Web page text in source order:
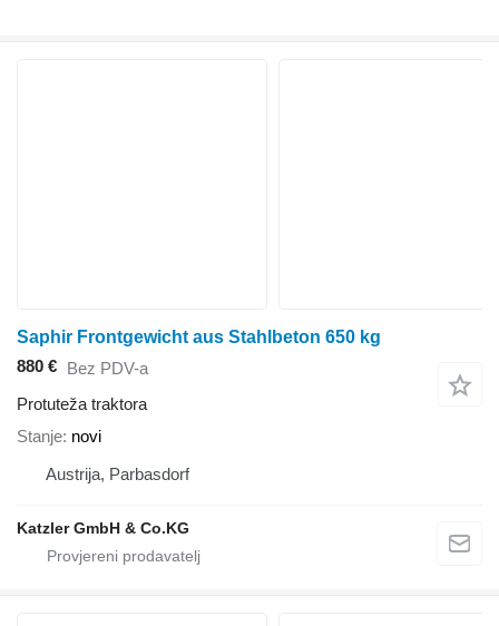
Saphir Frontgewicht aus Stahlbeton 650 kg
880 € Bez PDV-a
Protuteža traktora
Stanje novi
Austrija, Parbasdorf
Katzler GmbH & Co.KG